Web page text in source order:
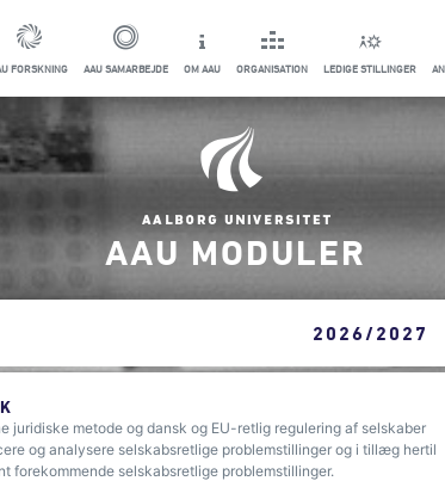
FORSKNING AAU SAMARBEJDE OM AAU ORGANISATION LEDIGE STILLINGER
AAU MODULER
2026/2027
juridiske metode og dansk og EU-retlig regulering af selskaber
og analysere selskabsretlige problemstillinger og i tillæg hertil
forekommende selskabsretlige problemstillinger.